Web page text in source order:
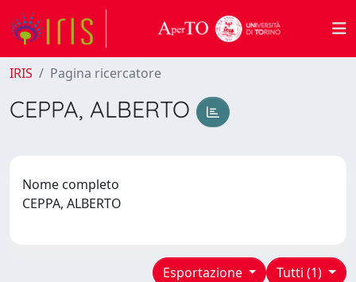
IRIS Pagina ricercatore
CEPPA, ALBERTO
Nome completo
CEPPA, ALBERTO
Tutti (1)
Esportazione